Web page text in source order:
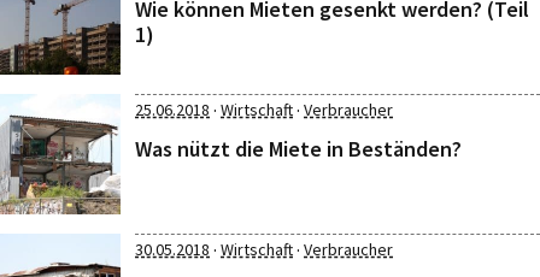
Wie können Mieten gesenkt werden? (Teil
1)
25.06.2018 · Wirtschaft· Verbraucher
Was nützt die Miete in Beständen?
30.05.2018 · Wirtschaft· Verbraucher